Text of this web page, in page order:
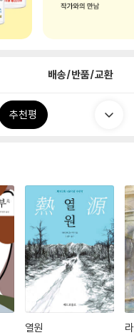
배송/반품/교환
추천평
열원